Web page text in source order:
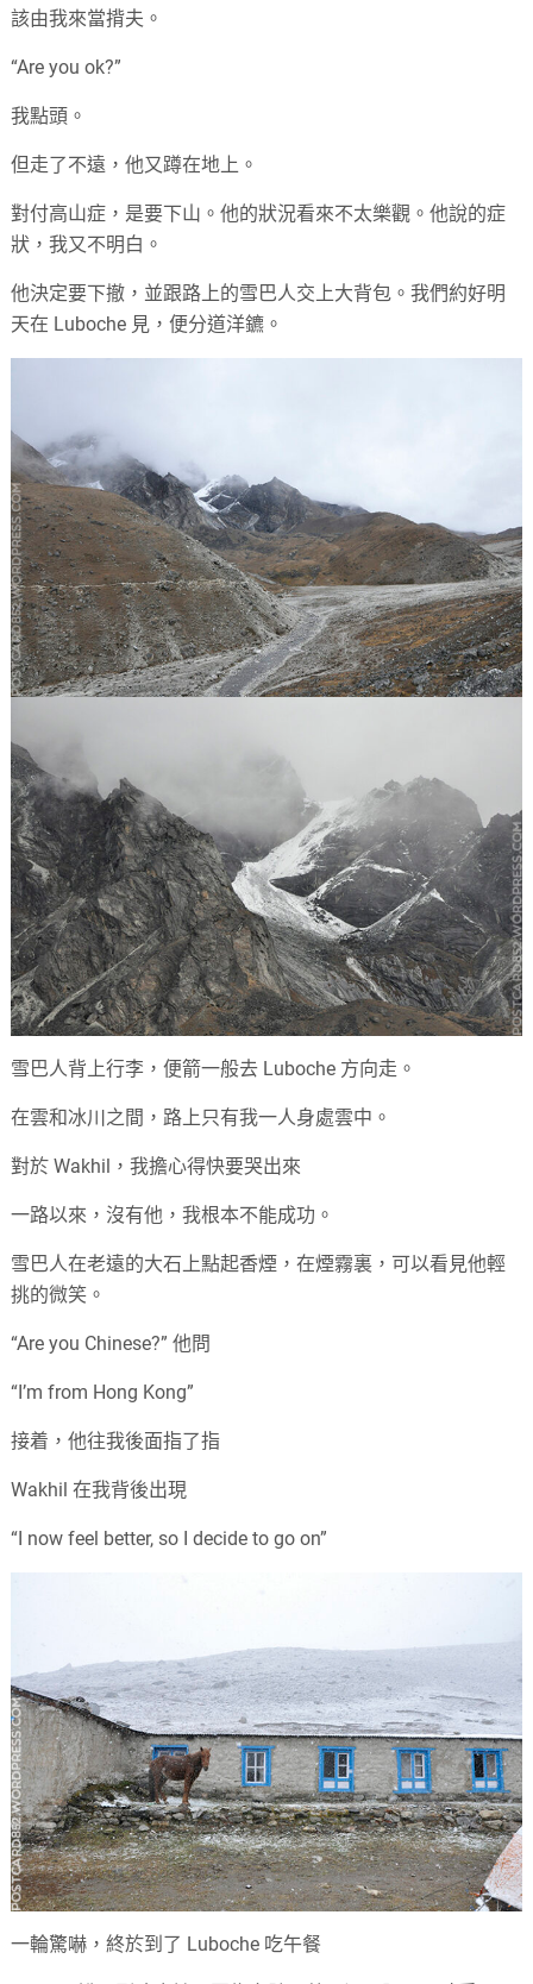
該由我來當揹夫。
“Are you ok?”
我點頭。
但走了不遠，他又蹲在地上。
對付高山症，是要下山。他的狀況看來不太樂觀。他說的症
狀，我又不明白。
他決定要下撤，並跟路上的雪巴人交上大背包。我們約好明
天在 Luboche 見，便分道洋鑣。
雪巴人背上行李，便箭一般去 Luboche 方向走。
在雲和冰川之間，路上只有我一人身處雲中。
對於 Wakhil，我擔心得快要哭出來
一路以來，沒有他，我根本不能成功。
雪巴人在老遠的大石上點起香煙，在煙霧裏，可以看見他輕
挑的微笑。
“Are you Chinese?” 他問
“I’m from Hong Kong”
接着，他往我後面指了指
Wakhil 在我背後出現
“I now feel better, so I decide to go on”
一輪驚嚇，終於到了 Luboche 吃午餐